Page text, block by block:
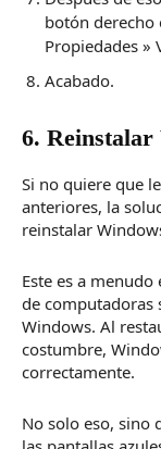
botón derecho
Propiedades »
Acabado.
6. Reinstalar
Si no quiere que
anteriores, la
reinstalar
Este es a
de computadoras
Windows. Al
costumbre,
correctamente.
No solo eso, sino